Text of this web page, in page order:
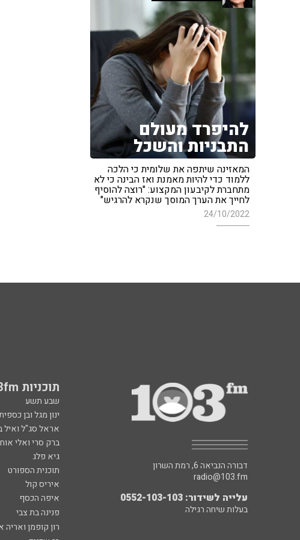
להיפרד מעולם
התבניות והשכל
המאזינה שיתפה את שלומית כי הלכה
ללמוד כדי להיות מאמנת ואז הבינה כי לא
מתחברת לקיבעון המקצוע: "רוצה להוסיף
לחייך את הערך המוסך שנקרא להרגיש"
24/10/2022
תוכניות 103fm
שבע תשע
ינון מגל ובן
אראל סג"ל ואיל
ברק סרי ואלי
גיא פלג
תוכנית הספורט
איריס קול
איפה הכסף
פנינה בת צבי
רון קופמן ואריה
דבורה הנביאה 6, רמת השרון
radio@103.fm
עלייה לשידור: 0552-103-103
בעלות שיחה רגילה